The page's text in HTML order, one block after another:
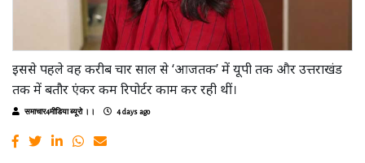
इससे पहले वह करीब चार साल से ‘आजतक’ में यूपी तक और उत्तराखंड
तक में बतौर एंकर कम रिपोर्टर काम कर रही थीं।
समाचार4मीडिया ब्यूरो ।। 4 days ago